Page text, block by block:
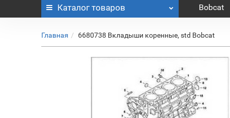
Каталог товаров Bobcat
Главная 6680738 Вкладыши коренные, std Bobcat